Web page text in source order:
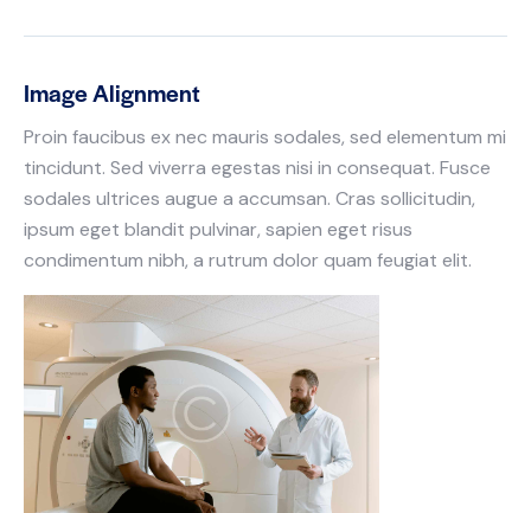
Image Alignment
Proin faucibus ex nec mauris sodales, sed elementum mi
tincidunt. Sed viverra egestas nisi in consequat. Fusce
sodales ultrices augue a accumsan. Cras sollicitudin,
ipsum eget blandit pulvinar, sapien eget risus
condimentum nibh, a rutrum dolor quam feugiat elit.